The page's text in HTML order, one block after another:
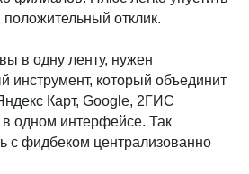
отклик.
в одну ленту, нужен
инструмент, который объединит
Карт, Google, 2ГИС
в одном интерфейсе. Так
с фидбеком централизованно